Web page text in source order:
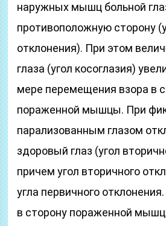
наружных мышц больной
противоположную сторону
отклонения). При этом
глаза (угол косоглазия)
мере перемещения взора в
пораженной мышцы. При
парализованным глазом
здоровый глаз (угол
причем угол вторичного
угла первичного
в сторону пораженной